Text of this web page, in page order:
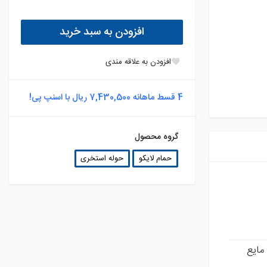
افزودن به سبد خرید
افزودن به علاقه مندی
4 قسط ماهانه 7,430,500 ریال با اسنپ پی!
گروه محصول
حمام لایکو حوله استخری